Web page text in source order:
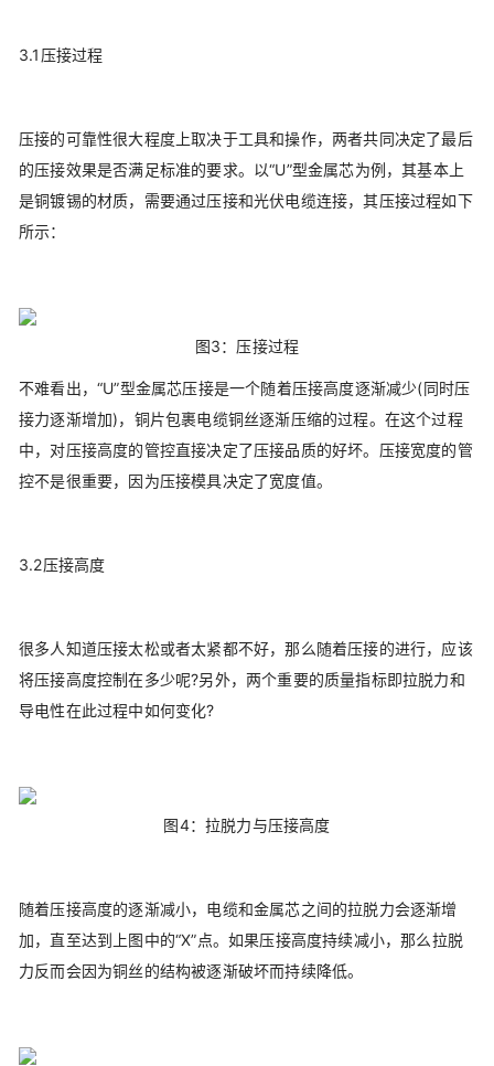
3.1压接过程
压接的可靠性很大程度上取决于工具和操作，两者共同决定了最后
的压接效果是否满足标准的要求。以“U”型金属芯为例，其基本上
是铜镀锡的材质，需要通过压接和光伏电缆连接，其压接过程如下
所示：
图3：压接过程
不难看出，“U”型金属芯压接是一个随着压接高度逐渐减少(同时压
接力逐渐增加)，铜片包裹电缆铜丝逐渐压缩的过程。在这个过程
中，对压接高度的管控直接决定了压接品质的好坏。压接宽度的管
控不是很重要，因为压接模具决定了宽度值。
3.2压接高度
很多人知道压接太松或者太紧都不好，那么随着压接的进行，应该
将压接高度控制在多少呢?另外，两个重要的质量指标即拉脱力和
导电性在此过程中如何变化?
图4：拉脱力与压接高度
随着压接高度的逐渐减小，电缆和金属芯之间的拉脱力会逐渐增
加，直至达到上图中的“X”点。如果压接高度持续减小，那么拉脱
力反而会因为铜丝的结构被逐渐破坏而持续降低。